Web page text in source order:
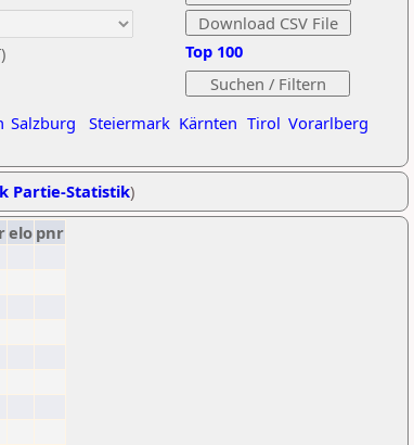
Salzburg Steiermark Kärnten Tirol Vorarlberg
Top 100
Partie-Statistik)
elo pnr